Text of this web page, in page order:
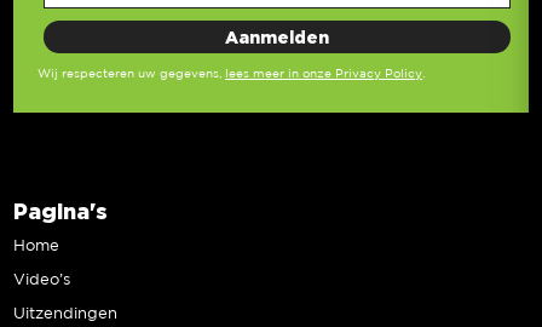
Wij respecteren uw gegevens, lees meer in onze Privacy Policy
Pagina's
Home
Video’s
Uitzendingen